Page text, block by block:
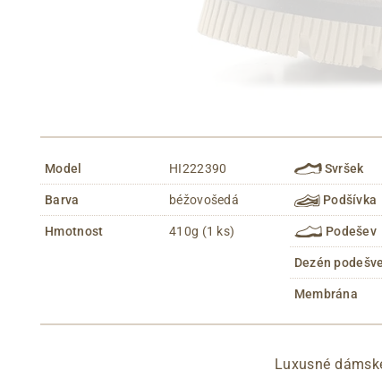
Model HI222390
Barva béžovošedá
Hmotnost 410g (1 ks)
Svršek
Podšívka
Podešev
Dezén podešve
Membrána
Luxusné